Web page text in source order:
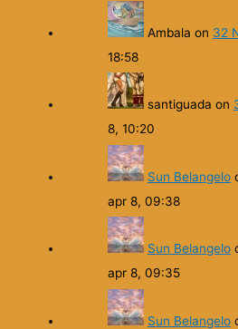
Ambala on 32
18:58
santiguada on
8, 10:20
Sun Belangelo
apr 8, 09:38
Sun Belangelo
apr 8, 09:35
Sun Belangelo